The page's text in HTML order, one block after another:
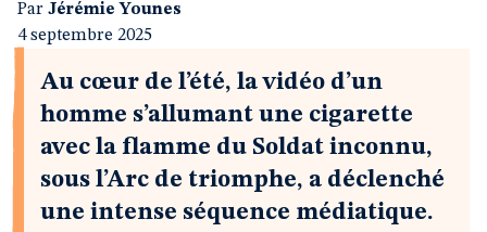
Par Jérémie Younes
4 septembre 2025
Au cœur de l’été, la vidéo d’un
homme s’allumant une cigarette
avec la flamme du Soldat inconnu,
sous l’Arc de triomphe, a déclenché
une intense séquence médiatique.